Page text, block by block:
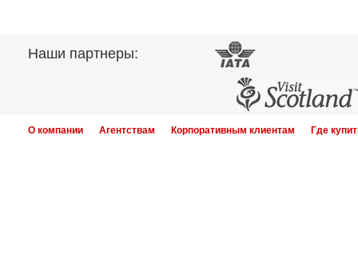
Наши партнеры:
О компании Агентствам Корпоративным клиентам Где